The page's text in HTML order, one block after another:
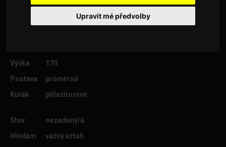
Upravit mé předvolby
Výška
170
Postava
průměrná
Kuřák
příležitostně
Stav
nezadaný/á
Hledám
vážný vztah